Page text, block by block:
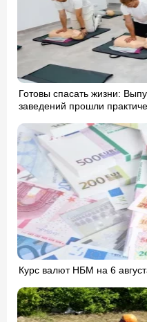
Готовы спасать жизни:
заведений прошли
Курс валют НБМ на 6